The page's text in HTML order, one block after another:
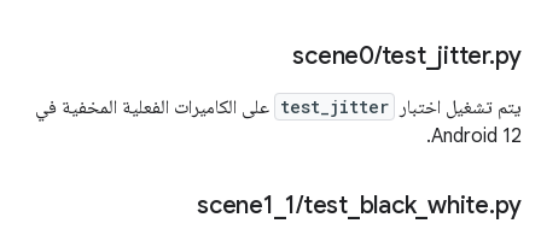
‫scene0/test_ jitter.py
يتم تشغيل اختبار test_jitter على الكاميرات الفعلية المخفية في
Android 12.
‫scene1 1/test_ black_ white.py